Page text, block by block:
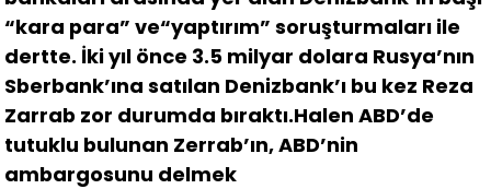
“kara para” ve“yaptırım” soruşturmaları ile
dertte. İki yıl önce 3.5 milyar dolara Rusya’nın
Sberbank’ına satılan Denizbank’ı bu kez Reza
Zarrab zor durumda bıraktı.Halen ABD’de
tutuklu bulunan Zerrab’ın, ABD’nin
ambargosunu delmek